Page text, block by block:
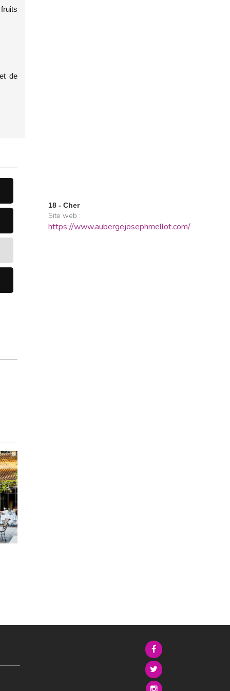
de
18 - Cher
Site web :
https://www.aubergejosephmellot.com/